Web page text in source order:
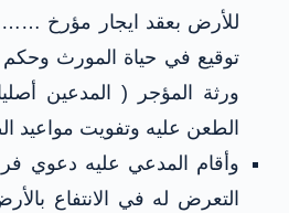
للأرض بعقد ايجار مؤرخ
توقيع في حياة المورث وحكم
ورثة المؤجر ( المدعين
الطعن عليه وتفويت مواعيد
وأقام المدعي عليه دعوي
التعرض له في الانتفاع